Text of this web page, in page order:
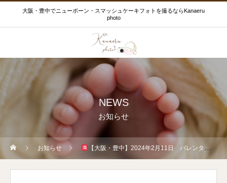
大阪・豊中でニューボーン・スマッシュケーキフォトを撮るならKanaeru
photo
NEWS
お知らせ
お知らせ 【大阪・豊中】2024年2月11日 バレンタイン撮影会開催